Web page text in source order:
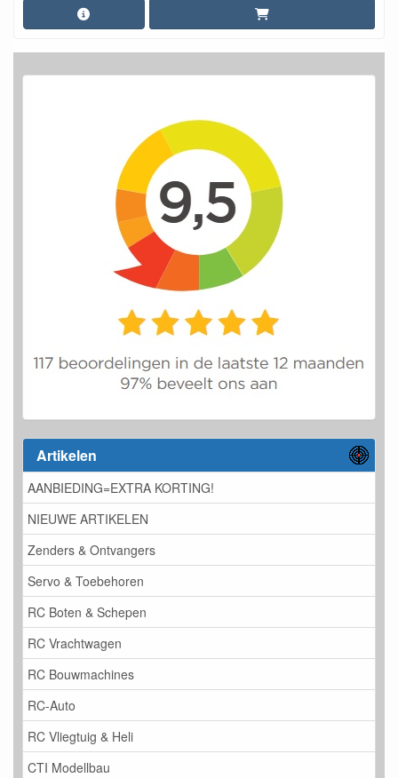
Artikelen
AANBIEDING=EXTRA KORTING!
NIEUWE ARTIKELEN
Zenders & Ontvangers
Servo & Toebehoren
RC Boten & Schepen
RC Vrachtwagen
RC Bouwmachines
RC-Auto
RC Vliegtuig & Heli
CTI Modellbau